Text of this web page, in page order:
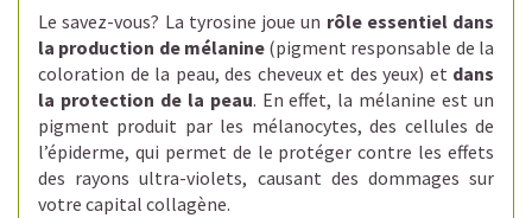
Le savez-vous? La tyrosine joue un rôle essentiel dans
la production de mélanine(pigment responsable de la
coloration de la peau, des cheveux et des yeux) et dans
la protection de la peau. En effet, la mélanine est un
pigment produit par les mélanocytes, des cellules de
l’épiderme, qui permet de le protéger contre les effets
des rayons ultra-violets, causant des dommages sur
votre capital collagène.